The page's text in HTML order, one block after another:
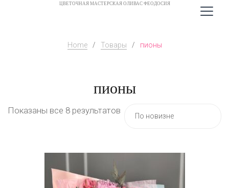
ЦВЕТОЧНАЯ МАСТЕРСКАЯ ОЛИВАС ФЕОДОСИЯ
Home / Товары / пионы
пионы
Показаны все 8 результатов